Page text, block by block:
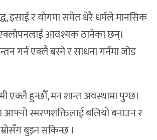
इसाई र योगमा समेत धेरै धर्मले मानसिक
आवश्यक ठानेका छन्।
गर्न एक्लै बस्ने र साधना गर्नमा जोड
एक्लै हुन्छौँ, मन शान्त अवस्थामा पुग्छ।
स्मरणशक्तिलाई बलियो बनाउन र
बुझ्न सकिन्छ ।